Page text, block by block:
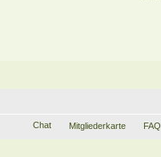
Chat Mitgliederkarte FAQ